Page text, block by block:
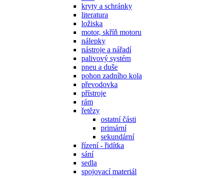
kryty a schránky
literatura
ložiska
motor, skříň motoru
nálepky
nástroje a nářadí
palivový systém
pneu a duše
pohon zadního kola
převodovka
přístroje
rám
řetězy
ostatní části
primární
sekundární
řízení - řidítka
sání
sedla
spojovací materiál